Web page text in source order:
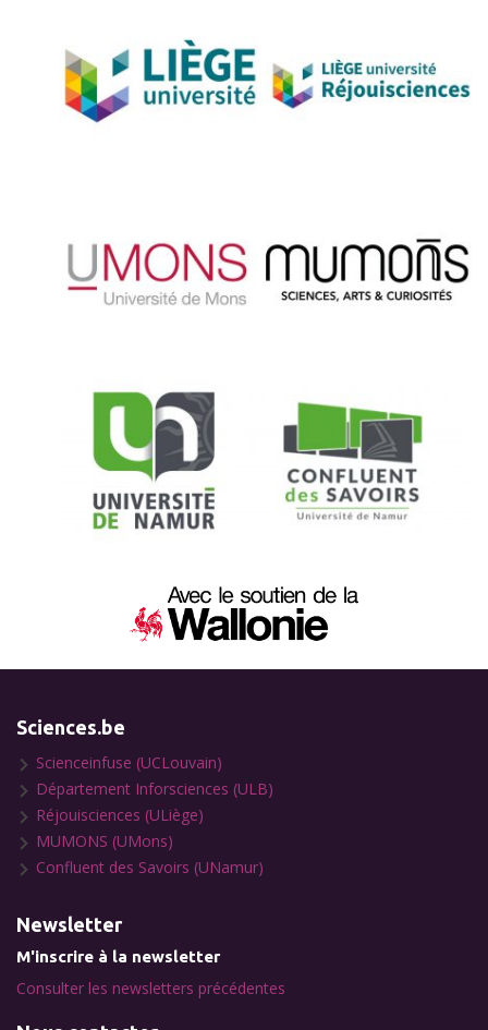
Sciences.be
Scienceinfuse (UCLouvain)
Département Inforsciences (ULB)
Réjouisciences (ULiège)
MUMONS (UMons)
Confluent des Savoirs (UNamur)
Newsletter
M'inscrire à la newsletter
Consulter les newsletters précédentes